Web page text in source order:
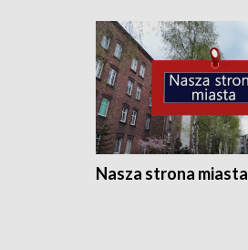
Nasza strona miasta